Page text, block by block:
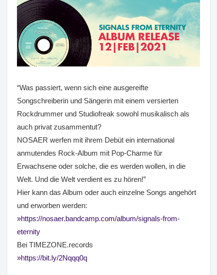
“Was passiert, wenn sich eine ausgereifte
Songschreiberin und Sängerin mit einem versierten
Rockdrummer und Studiofreak sowohl musikalisch als
auch privat zusammentut?
NOSAER werfen mit ihrem Debüt ein international
anmutendes Rock-Album mit Pop-Charme für
Erwachsene oder solche, die es werden wollen, in die
Welt. Und die Welt verdient es zu hören!”
Hier kann das Album oder auch einzelne Songs angehört
und erworben werden:
https://nosaer.bandcamp.com/album/signals-from-
eternity
Bei TIMEZONE.records
https://bit.ly/2Nqqq0q